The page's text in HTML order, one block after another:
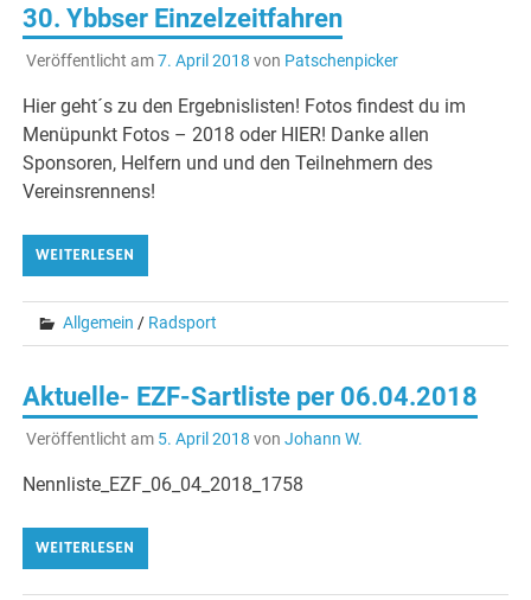
30. Ybbser Einzelzeitfahren
Veröffentlicht am7. April 2018 von Patschenpicker
Hier geht´s zu den Ergebnislisten! Fotos findest du im
Menüpunkt Fotos – 2018 oder HIER! Danke allen
Sponsoren, Helfern und und den Teilnehmern des
Vereinsrennens!
WEITERLESEN
Allgemein / Radsport
Aktuelle- EZF-Sartliste per 06.04.2018
Veröffentlicht am 5. April 2018 von Johann W.
Nennliste_EZF_06_04_2018_1758
WEITERLESEN